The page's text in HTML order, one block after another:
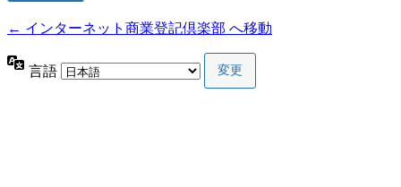
← インターネット商業登記倶楽部 へ移動
言語